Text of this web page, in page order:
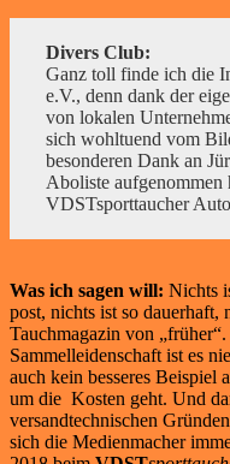
Divers Club:
Ganz toll finde ich die
e.V., denn dank der
von lokalen
sich wohltuend vom
besonderen Dank an
Aboliste
VDSTsporttaucher
Was ich sagen will: Nichts
post, nichts ist so dauerhaft,
Tauchmagazin von
Sammelleidenschaft ist es
auch kein besseres Beispiel
um die Kosten geht. Und
versandtechnischen
sich die Medienmacher